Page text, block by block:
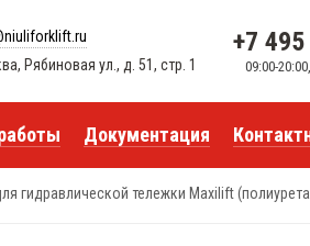
Рябиновая ул., д. 51, стр. 1
+7
09:00-
Документация
гидравлической тележки Maxilift